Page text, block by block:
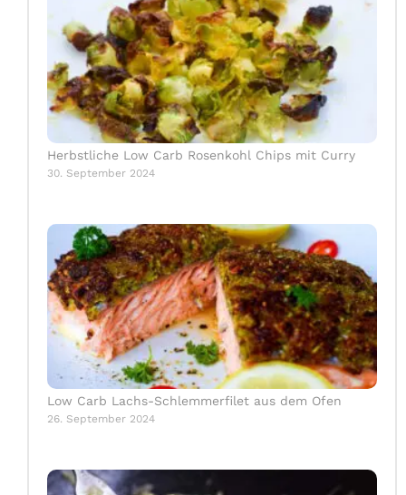
Herbstliche Low Carb Rosenkohl Chips mit Curry
30. September 2024
Low Carb Lachs-Schlemmerfilet aus dem Ofen
26. September 2024